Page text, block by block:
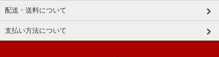
配送・送料について
支払い方法について